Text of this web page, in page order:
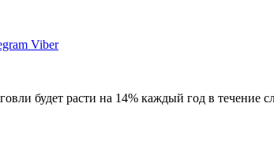
Viber
будет расти на 14% каждый год в течение